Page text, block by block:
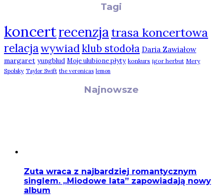
Tagi
koncertrecenzjatrasa koncertowa
relacja wywiadklub stodoła Daria Zawiałow
margaret yungblud Moje ulubione płyty konkurs igor herbut Mery
Spolsky Taylor Swift the veronicas lemon
Najnowsze
Zuta wraca z najbardziej romantycznym
singlem. „Miodowe lata” zapowiadają nowy
album